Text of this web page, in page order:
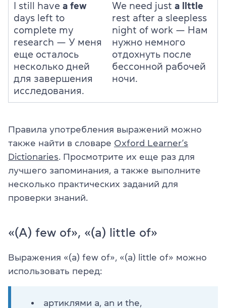
I still have a few
days left to
complete my
research — У меня
еще осталось
несколько дней
для завершения
исследования.
We need just a little
rest after a sleepless
night of work — Нам
нужно немного
отдохнуть после
бессонной рабочей
ночи.
Правила употребления выражений можно
также найти в словаре Oxford Learner’s
Dictionaries. Просмотрите их еще раз для
лучшего запоминания, а также выполните
несколько практических заданий для
проверки знаний.
«(A) few of», «(a) little of»
Выражения «(a) few of», «(a) little of» можно
использовать перед:
артиклями a, an и the,